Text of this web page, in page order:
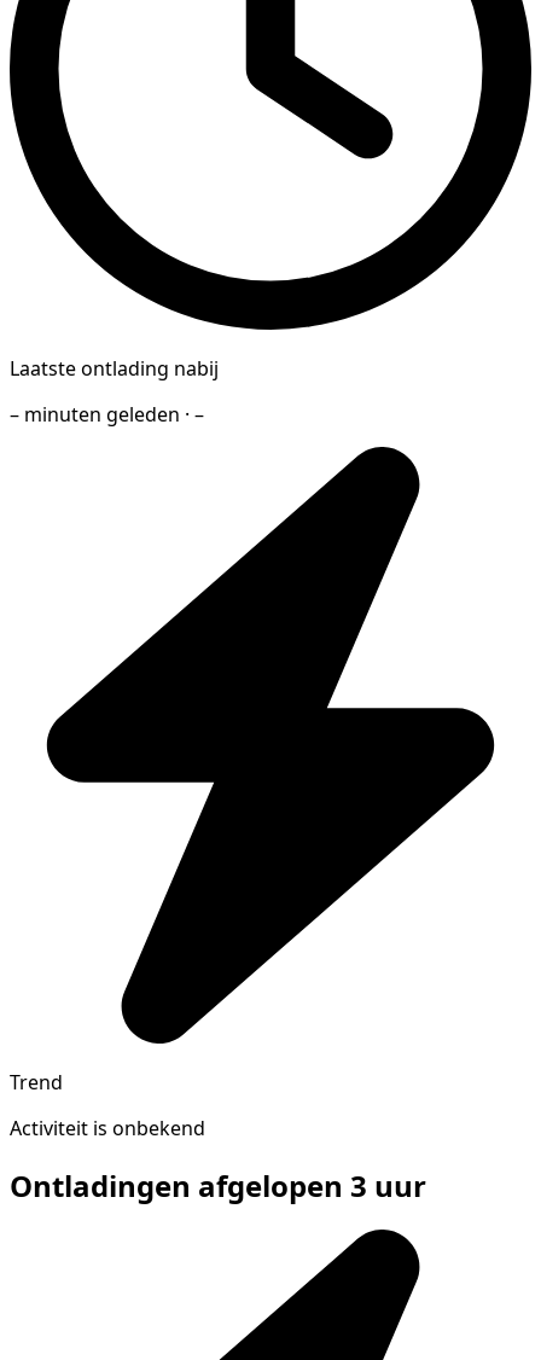
Laatste ontlading nabij
– minuten geleden · –
Trend
Activiteit is onbekend
Ontladingen afgelopen 3 uur